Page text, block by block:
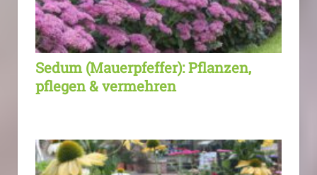
Sedum (Mauerpfeffer): Pflanzen,
pflegen & vermehren